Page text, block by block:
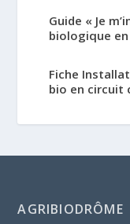
Guide « Je
biologique
Fiche
bio en circuit
AGRIBIODRÔME